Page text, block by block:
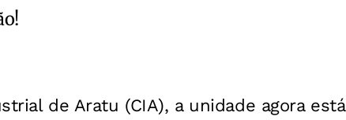
de Aratu (CIA), a unidade agora está